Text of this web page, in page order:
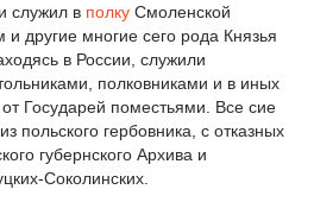
и служил в полку Смоленской
другие многие сего рода Князья
в России, служили
полковниками и в иных
Государей поместьями. Все сие
польского гербовника, с отказных
губернского Архива и
Соколинских.